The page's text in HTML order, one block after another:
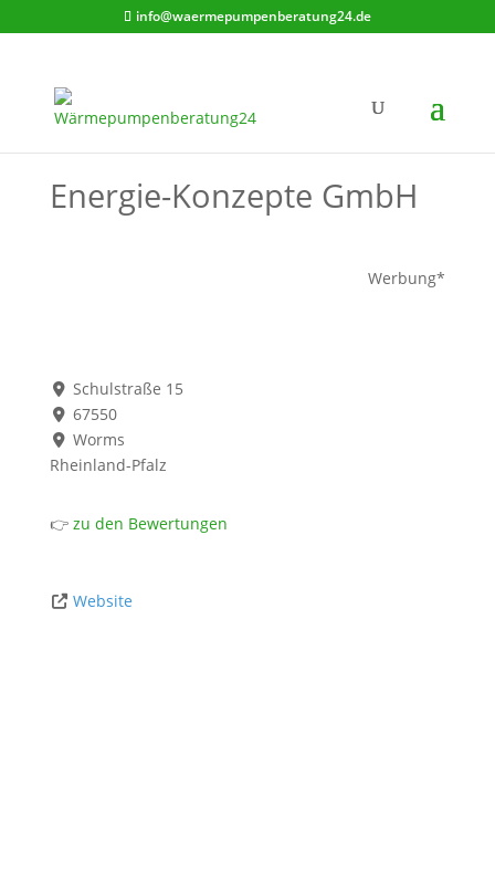
info@waermepumpenberatung24.de
Energie-Konzepte GmbH
Werbung*
Schulstraße 15
67550
Worms
Rheinland-Pfalz
👉zu den Bewertungen
Website